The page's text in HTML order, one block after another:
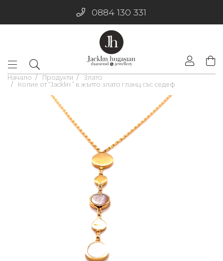
0884 130 331
Начало Продукти
Злато
Колие от “Jacklin ” в жълто злато гланц със седеф